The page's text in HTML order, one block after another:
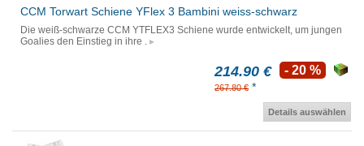
CCM Torwart Schiene YFlex 3 Bambini weiss-schwarz
Die weiß-schwarze CCM YTFLEX3 Schiene wurde entwickelt, um jungen
Goalies den Einstieg in ihre .
214.90 €
267.80 € *
- 20 %
Details auswählen